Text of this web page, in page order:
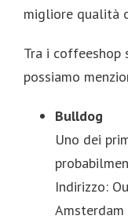
migliore qualità
Tra i coffeeshop
possiamo
Bulldog
Uno dei
Indirizzo:
Amsterdam